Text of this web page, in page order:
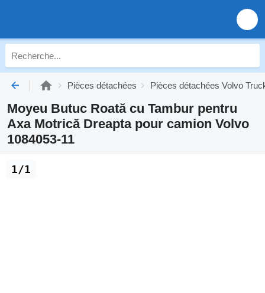
Pièces détachées Pièces détachées Volvo
Moyeu Butuc Roată cu Tambur pentru
Axa Motrică Dreapta pour camion Volvo
1084053-11
1/1